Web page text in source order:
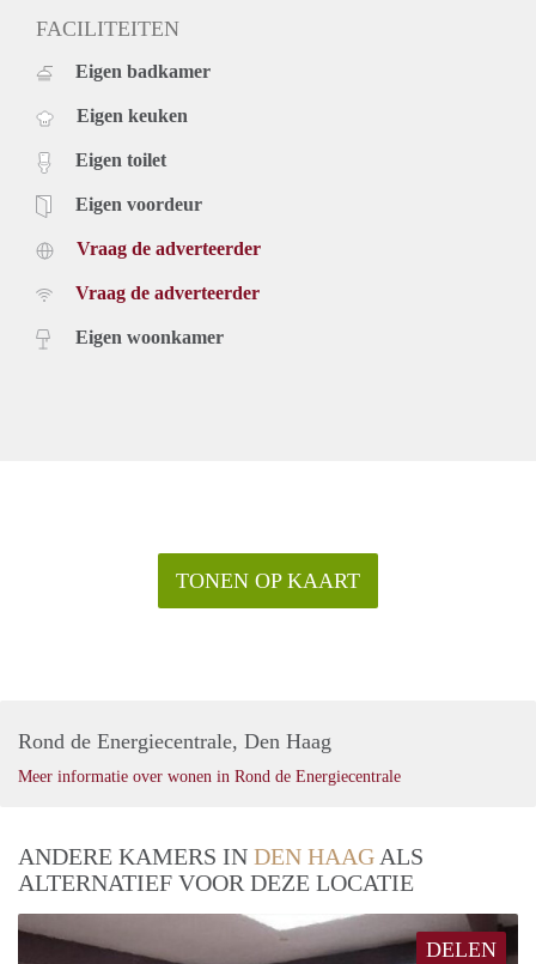
FACILITEITEN
Eigen badkamer
Eigen keuken
Eigen toilet
Eigen voordeur
Vraag de adverteerder
Vraag de adverteerder
Eigen woonkamer
TONEN OP KAART
Rond de Energiecentrale, Den Haag
Meer informatie over wonen in Rond de Energiecentrale
ANDERE KAMERS IN DEN HAAGALS
ALTERNATIEF VOOR DEZE LOCATIE
DELEN